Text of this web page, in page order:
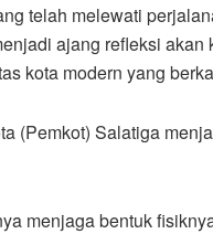
telah melewati
ajang refleksi
kota modern yang
(Pemkot) Salatiga
menjaga bentuk